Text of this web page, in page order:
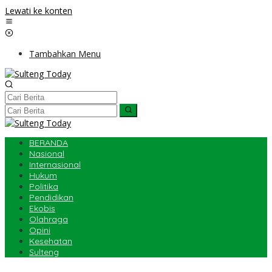
Lewati ke konten
Tambahkan Menu
BERANDA
Nasional
Internasional
Hukum
Politika
Pendidikan
Ekobis
Olahraga
Opini
Kesehatan
Sulteng